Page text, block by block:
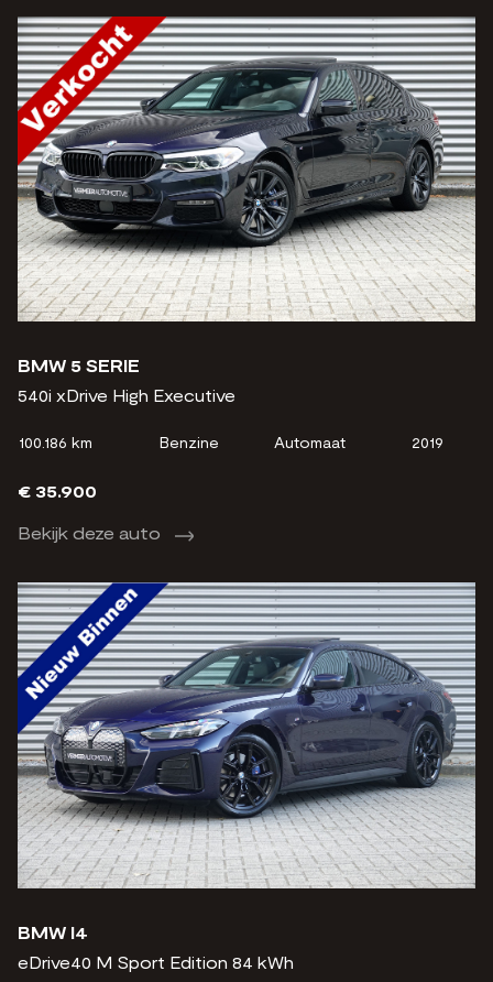
BMW 5 SERIE
540i xDrive High Executive
100.186 km Benzine Automaat 2019
€ 35.900
Bekijk deze auto
BMW I4
eDrive40 M Sport Edition 84 kWh